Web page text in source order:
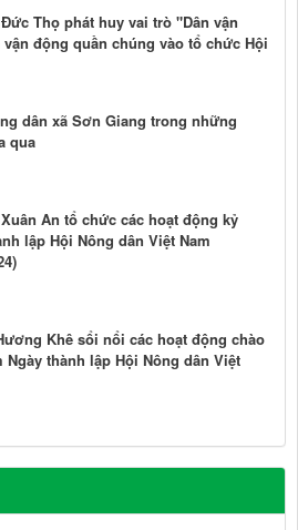
Thọ phát huy vai trò "Dân vận
động quần chúng vào tổ chức Hội
dân xã Sơn Giang trong những
qua
An tổ chức các hoạt động kỷ
lập Hội Nông dân Việt Nam
Khê sổi nổi các hoạt động chào
thành lập Hội Nông dân Việt